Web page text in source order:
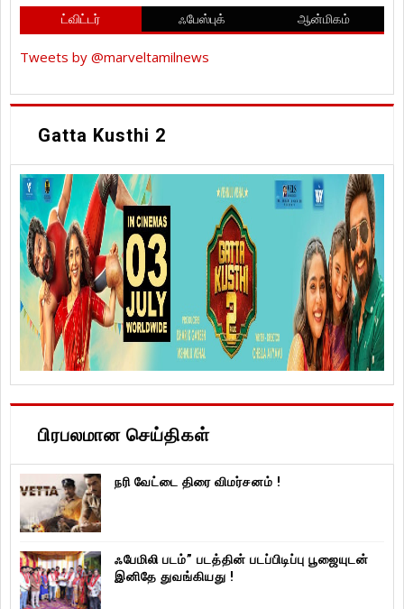
ட்விட்டர் ஃபேஸ்புக் ஆன்மிகம்
Tweets by @marveltamilnews
Gatta Kusthi 2
பிரபலமான செய்திகள்
நரி வேட்டை திரை விமர்சனம் !
ஃபேமிலி படம்” படத்தின் படப்பிடிப்பு பூஜையுடன்
இனிதே துவங்கியது !